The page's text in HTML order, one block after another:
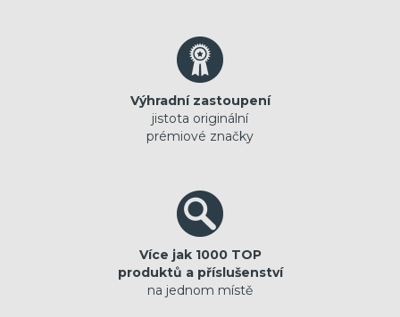
Výhradní zastoupení
jistota originální
prémiové značky
Více jak 1000 TOP
produktů a příslušenství
na jednom místě